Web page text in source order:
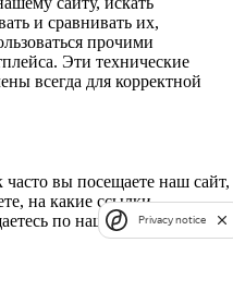
и сравнивать их,
прочими
Эти технические
всегда для корректной
вы посещаете наш сайт,
на какие ссылки
по нашему сайту.
Privacy notice